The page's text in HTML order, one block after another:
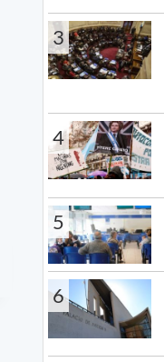
3
4
5
6